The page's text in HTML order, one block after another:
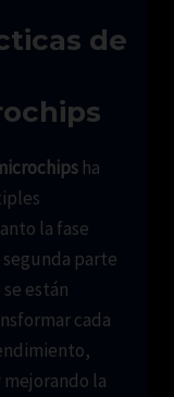
de
ha
la fase
parte
están
cada
la